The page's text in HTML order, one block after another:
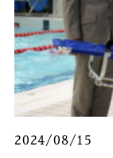
2024/08/15